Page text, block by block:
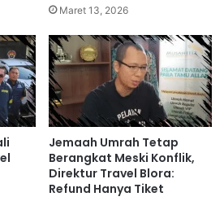
Maret 13, 2026
Jemaah Umrah Tetap
Berangkat Meski Konflik,
Direktur Travel Blora:
Refund Hanya Tiket